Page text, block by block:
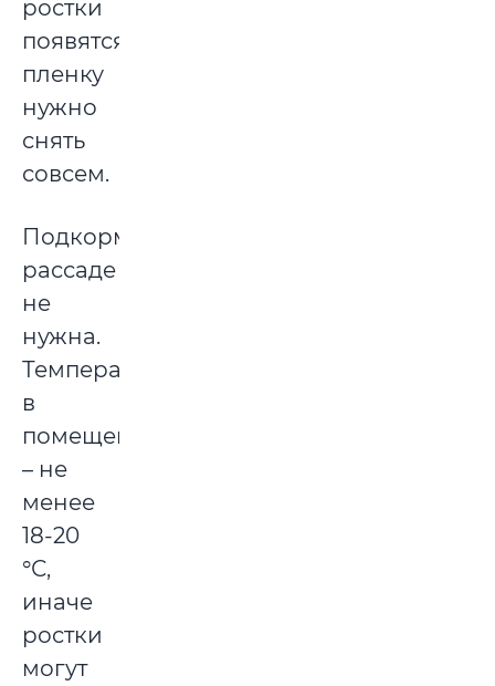
ростки
появятся,
пленку
нужно
снять
совсем.
Подкормка
рассаде
не
нужна.
Температура
в
помещении
– не
менее
18-20
°С,
иначе
ростки
могут